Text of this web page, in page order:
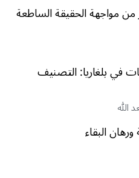
من مواجهة الحقيقة الساطعة
في بلغاريا: التصنيف
الله
البقاء